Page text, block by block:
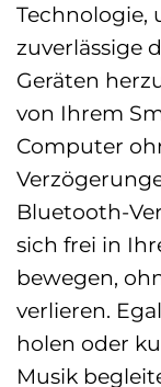
Technologie,
zuverlässige
Geräten
von Ihrem
Computer
Bluetooth-
sich frei in
bewegen,
verlieren.
holen oder
Musik